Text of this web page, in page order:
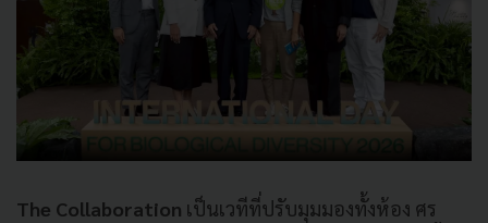
The Collaboration เป็นเวทีที่ปรับมุมมองทั้งห้อง ศร